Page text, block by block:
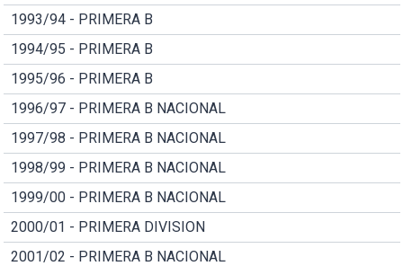
1993/94 - PRIMERA B
1994/95 - PRIMERA B
1995/96 - PRIMERA B
1996/97 - PRIMERA B NACIONAL
1997/98 - PRIMERA B NACIONAL
1998/99 - PRIMERA B NACIONAL
1999/00 - PRIMERA B NACIONAL
2000/01 - PRIMERA DIVISION
2001/02 - PRIMERA B NACIONAL